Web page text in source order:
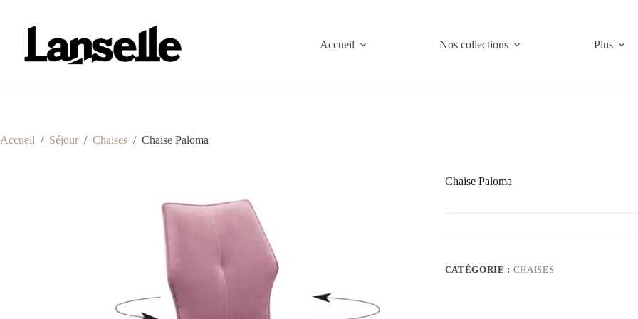
contenu
Accueil
Nos collections Plus
Accueil / Séjour / Chaises / Chaise Paloma
Chaise Paloma
CATÉGORIE : CHAISES